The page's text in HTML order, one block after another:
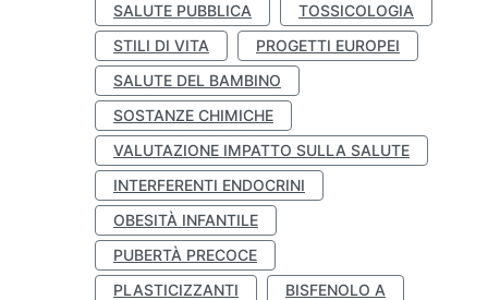
SALUTE PUBBLICA
TOSSICOLOGIA
STILI DI VITA
PROGETTI EUROPEI
SALUTE DEL BAMBINO
SOSTANZE CHIMICHE
VALUTAZIONE IMPATTO SULLA SALUTE
INTERFERENTI ENDOCRINI
OBESITÀ INFANTILE
PUBERTÀ PRECOCE
PLASTICIZZANTI
BISFENOLO A